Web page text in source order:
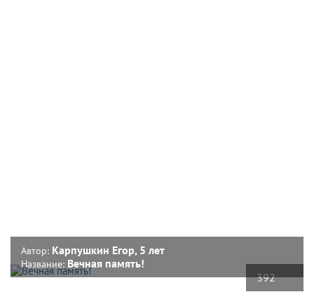
392
Автор: Карпушкин Егор, 5 лет
Название: Вечная память!